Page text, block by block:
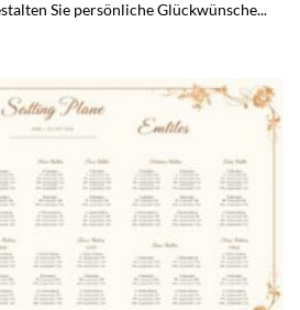
Sie persönliche Glückwünsche...